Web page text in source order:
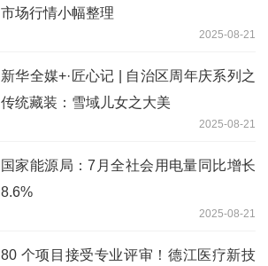
市场行情小幅整理
2025-08-21
新华全媒+·匠心记 | 自治区周年庆系列之
传统藏装：雪域儿女之大美
2025-08-21
国家能源局：7月全社会用电量同比增长
8.6%
2025-08-21
80 个项目接受专业评审！德江医疗新技